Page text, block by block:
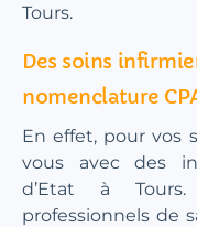
Tours.
Des soins
nomenclature
En effet, pour vos
vous avec des
d’Etat à
professionnels de